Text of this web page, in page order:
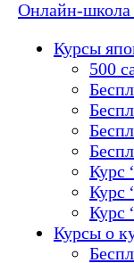
Онлайн-
Курсы
500
Курс
Курс
Курс
Курсы о